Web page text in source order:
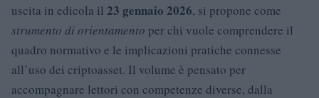
uscita in edicola il 23 gennaio 2026, si propone come
strumento di orientamento per chi vuole comprendere il
quadro normativo e le implicazioni pratiche connesse
all’uso dei criptoasset. Il volume è pensato per
accompagnare lettori con competenze diverse, dalla